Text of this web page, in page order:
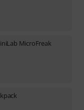
MicroFreak